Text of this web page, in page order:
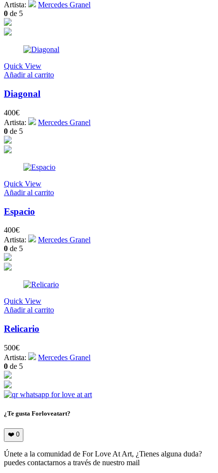
Artista:
Mercedes Granel
0 de 5
Quick View
Añadir al carrito
Diagonal
400€
Artista:
Mercedes Granel
0 de 5
Quick View
Añadir al carrito
Espacio
400€
Artista:
Mercedes Granel
0 de 5
Quick View
Añadir al carrito
Relicario
500€
Artista:
Mercedes Granel
0 de 5
¿Te gusta Forloveatart?
❤️ 0
Únete a la comunidad de For Love At Art, ¿Tienes alguna duda?
puedes contactarnos a través de nuestro mail